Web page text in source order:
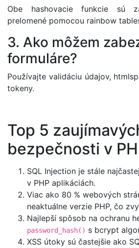
Obe hashovacie funkcie sú
prelomené pomocou rainbow
3. Ako môžem
formuláre?
Používajte validáciu údajov,
tokeny.
Top 5
bezpečnosti v
SQL Injection je stále
v PHP aplikáciách.
Viac ako 80 % webových
neaktuálne verzie PHP, čo
Najlepší spôsob na ochranu
password_hash() s bcrypt
XSS útoky sú častejšie ako